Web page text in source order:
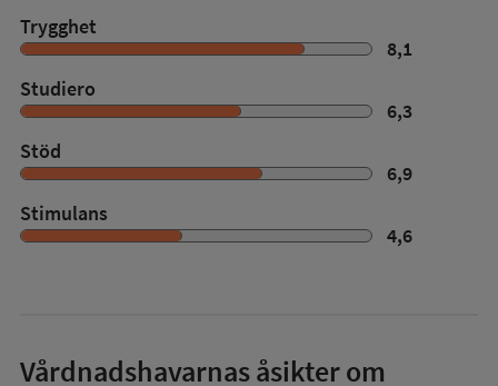
Trygghet
8,1
Studiero
6,3
Stöd
6,9
Stimulans
4,6
Vårdnadshavarnas åsikter om